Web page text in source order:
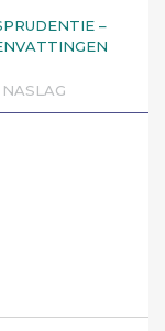
–
NASLAG